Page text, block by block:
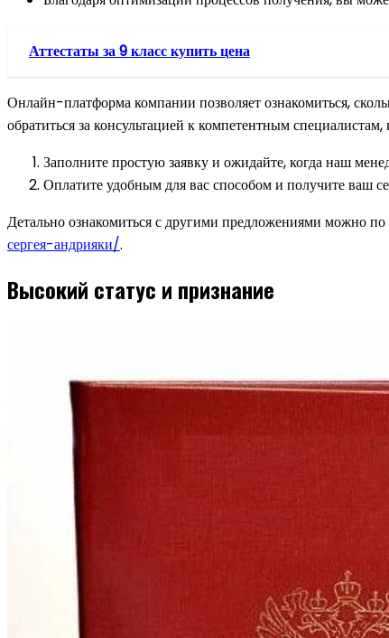
Аттестаты за 9 класс купить цена
Онлайн-платформа компании позволяет ознакомиться,
обратиться за консультацией к компетентным
Заполните простую заявку и ожидайте, когда наш
Оплатите удобным для вас способом и получите ваш
Детально ознакомиться с другими предложениями можно по
сергея-андрияки/.
Высокий статус и признание